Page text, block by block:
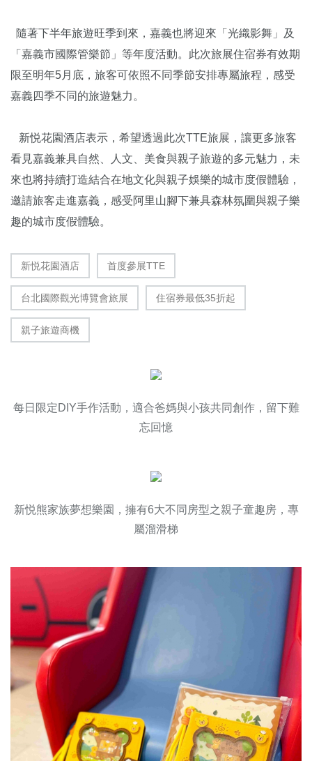
隨著下半年旅遊旺季到來，嘉義也將迎來「光織影舞」及
「嘉義市國際管樂節」等年度活動。此次旅展住宿券有效期
限至明年5月底，旅客可依照不同季節安排專屬旅程，感受
嘉義四季不同的旅遊魅力。
新悦花園酒店表示，希望透過此次TTE旅展，讓更多旅客
看見嘉義兼具自然、人文、美食與親子旅遊的多元魅力，未
來也將持續打造結合在地文化與親子娛樂的城市度假體驗，
邀請旅客走進嘉義，感受阿里山腳下兼具森林氛圍與親子樂
趣的城市度假體驗。
新悦花園酒店 首度參展TTE
台北國際觀光博覽會旅展 住宿券最低35折起
親子旅遊商機
每日限定DIY手作活動，適合爸媽與小孩共同創作，留下難
忘回憶
新悦熊家族夢想樂園，擁有6大不同房型之親子童趣房，專
屬溜滑梯